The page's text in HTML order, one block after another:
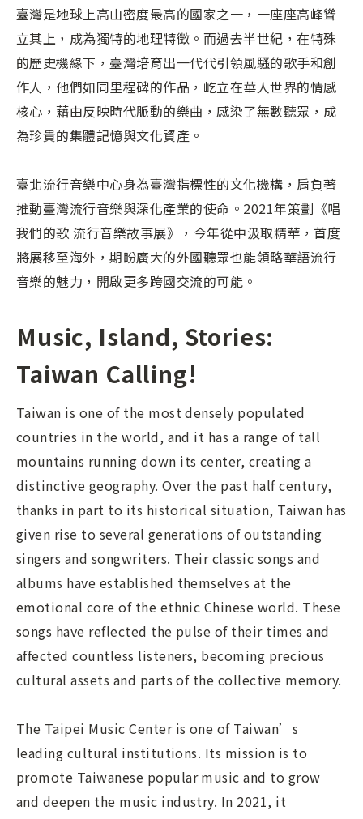
臺灣是地球上高山密度最高的國家之一，一座座高峰聳
立其上，成為獨特的地理特徵。而過去半世紀，在特殊
的歷史機緣下，臺灣培育出一代代引領風騷的歌手和創
作人，他們如同里程碑的作品，屹立在華人世界的情感
核心，藉由反映時代脈動的樂曲，感染了無數聽眾，成
為珍貴的集體記憶與文化資產。
臺北流行音樂中心身為臺灣指標性的文化機構，肩負著
推動臺灣流行音樂與深化產業的使命。2021年策劃《唱
我們的歌 流行音樂故事展》，今年從中汲取精華，首度
將展移至海外，期盼廣大的外國聽眾也能領略華語流行
音樂的魅力，開啟更多跨國交流的可能。
Music, Island, Stories:
Taiwan Calling!
Taiwan is one of the most densely populated
countries in the world, and it has a range of tall
mountains running down its center, creating a
distinctive geography. Over the past half century,
thanks in part to its historical situation, Taiwan has
given rise to several generations of outstanding
singers and songwriters. Their classic songs and
albums have established themselves at the
emotional core of the ethnic Chinese world. These
songs have reflected the pulse of their times and
affected countless listeners, becoming precious
cultural assets and parts of the collective memory.
The Taipei Music Center is one of Taiwan’s
leading cultural institutions. Its mission is to
promote Taiwanese popular music and to grow
and deepen the music industry. In 2021, it